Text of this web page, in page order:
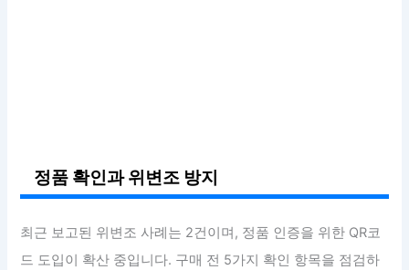
정품 확인과 위변조 방지
최근 보고된 위변조 사례는 2건이며, 정품 인증을 위한 QR코
드 도입이 확산 중입니다. 구매 전 5가지 확인 항목을 점검하